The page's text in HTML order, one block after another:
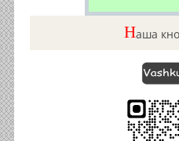
Наша